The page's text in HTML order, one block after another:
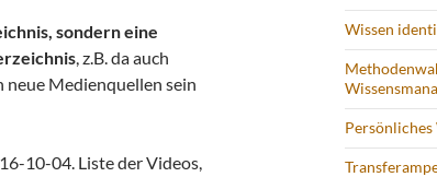
sondern eine
, z.B. da auch
neue Medienquellen sein
10-04. Liste der Videos,
Wissen